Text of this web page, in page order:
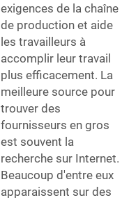
exigences de la chaîne
de production et aide
les travailleurs à
accomplir leur travail
plus efficacement. La
meilleure source pour
trouver des
fournisseurs en gros
est souvent la
recherche sur Internet.
Beaucoup d'entre eux
apparaissent sur des